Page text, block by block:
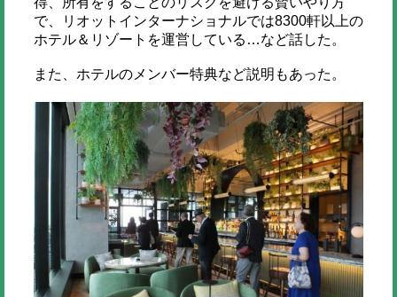
で、リオットインターナショナルでは8300軒以上の
ホテル＆リゾートを運営している…など話した。
また、ホテルのメンバー特典など説明もあった。